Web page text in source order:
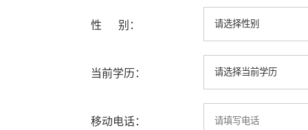
性 别：
当前学历：
移动电话：